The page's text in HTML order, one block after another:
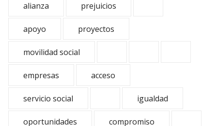
alianza prejuicios
apoyo proyectos
movilidad social
empresas acceso
servicio social igualdad
oportunidades compromiso